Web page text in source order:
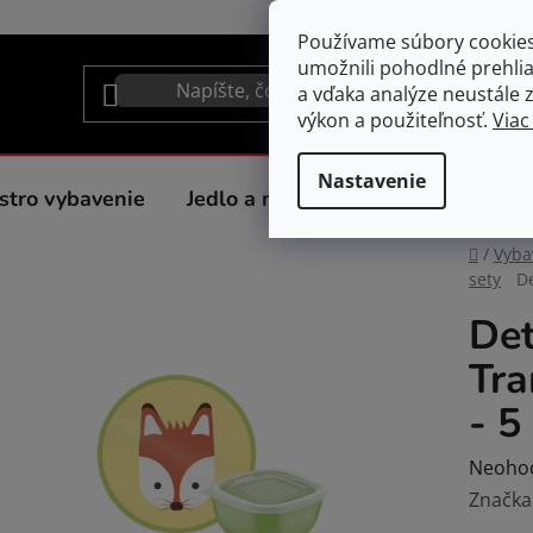
Používame súbory
umožnili pohodlné
a vďaka analýze neustále
výkon a použiteľnosť.
Nastavenie
vybavenie Jedlo a nápoje Spotrebiče do
Domov
/
sety
- 5